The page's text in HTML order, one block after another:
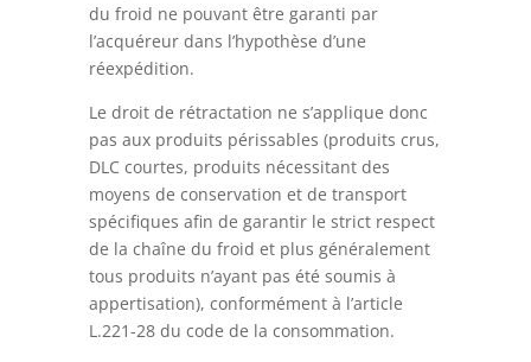
du froid ne pouvant être garanti par
l’acquéreur dans l’hypothèse d’une
réexpédition.
Le droit de rétractation ne s’applique donc
pas aux produits périssables (produits crus,
DLC courtes, produits nécessitant des
moyens de conservation et de transport
spécifiques afin de garantir le strict respect
de la chaîne du froid et plus généralement
tous produits n’ayant pas été soumis à
appertisation), conformément à l’article
L.221-28 du code de la consommation.